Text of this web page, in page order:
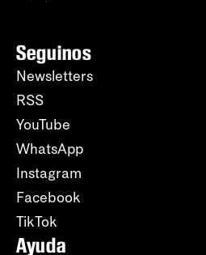
Seguinos
Newsletters
RSS
YouTube
WhatsApp
Instagram
Facebook
TikTok
Ayuda